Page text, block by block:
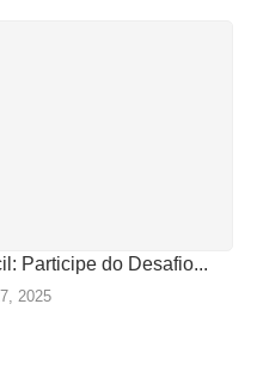
Participe do Desafio...
2025